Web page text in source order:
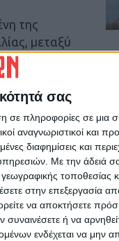
σας
σε πληροφορίες σε
αναγνωριστικοί και
διαφημίσεις και
Με την άδειά
τοποθεσίας
στην επεξεργασία
να αποκτήσετε
ή να
ενδέχεται να μην
της
μεταξύ